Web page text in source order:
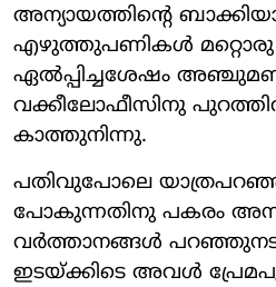
അന്യായത്തിന്റെ
എഴുത്തുപണികള്‍
ഏല്‍പ്പിച്ചശേഷം
വക്കീലോഫീസിനു
കാത്തുനിന്നു.
പതിവുപോലെ യാത്രപറഞ്ഞു
പോകുന്നതിനു പകരം
വര്‍ത്താനങ്ങള്‍
ഇടയ്ക്കിടെ അവള്‍